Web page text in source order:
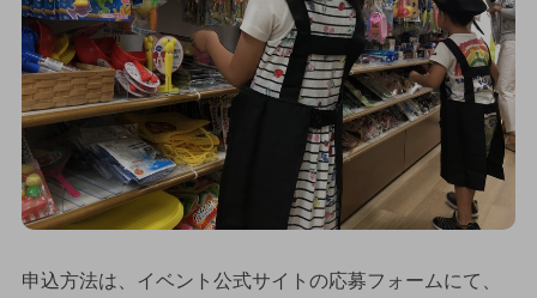
申込方法は、イベント公式サイトの応募フォームにて、